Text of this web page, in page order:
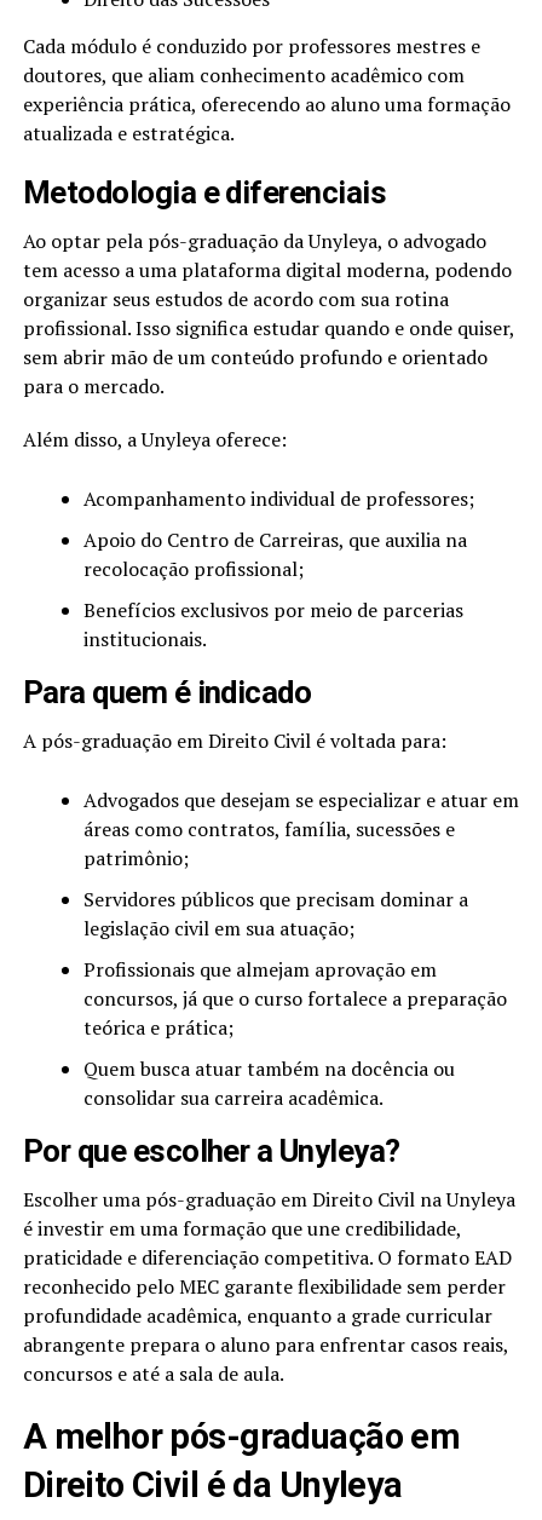
Cada módulo é conduzido por professores mestres e
doutores, que aliam conhecimento acadêmico com
experiência prática, oferecendo ao aluno uma formação
atualizada e estratégica.
Metodologia e diferenciais
Ao optar pela pós-graduação da Unyleya, o advogado
tem acesso a uma plataforma digital moderna, podendo
organizar seus estudos de acordo com sua rotina
profissional. Isso significa estudar quando e onde quiser,
sem abrir mão de um conteúdo profundo e orientado
para o mercado.
Além disso, a Unyleya oferece:
Acompanhamento individual de professores;
Apoio do Centro de Carreiras, que auxilia na
recolocação profissional;
Benefícios exclusivos por meio de parcerias
institucionais.
Para quem é indicado
A pós-graduação em Direito Civil é voltada para:
Advogados que desejam se especializar e atuar em
áreas como contratos, família, sucessões e
patrimônio;
Servidores públicos que precisam dominar a
legislação civil em sua atuação;
Profissionais que almejam aprovação em
concursos, já que o curso fortalece a preparação
teórica e prática;
Quem busca atuar também na docência ou
consolidar sua carreira acadêmica.
Por que escolher a Unyleya?
Escolher uma pós-graduação em Direito Civil na Unyleya
é investir em uma formação que une credibilidade,
praticidade e diferenciação competitiva. O formato EAD
reconhecido pelo MEC garante flexibilidade sem perder
profundidade acadêmica, enquanto a grade curricular
abrangente prepara o aluno para enfrentar casos reais,
concursos e até a sala de aula.
A melhor pós-graduação em
Direito Civil é da Unyleya